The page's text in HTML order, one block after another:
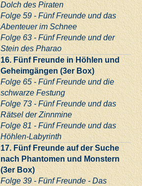
Dolch des Piraten
Folge 59 - Fünf Freunde und das
Abenteuer im Schnee
Folge 63 - Fünf Freunde und der
Stein des Pharao
16. Fünf Freunde in Höhlen und
Geheimgängen (3er Box)
Folge 65 - Fünf Freunde und die
schwarze Festung
Folge 73 - Fünf Freunde und das
Rätsel der Zinnmine
Folge 81 - Fünf Freunde und das
Höhlen-Labyrinth
17. Fünf Freunde auf der Suche
nach Phantomen und Monstern
(3er Box)
Folge 39 - Fünf Freunde - Das